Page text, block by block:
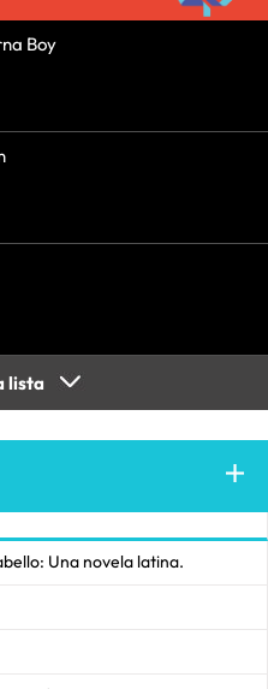
Boy
lista
Una novela latina.